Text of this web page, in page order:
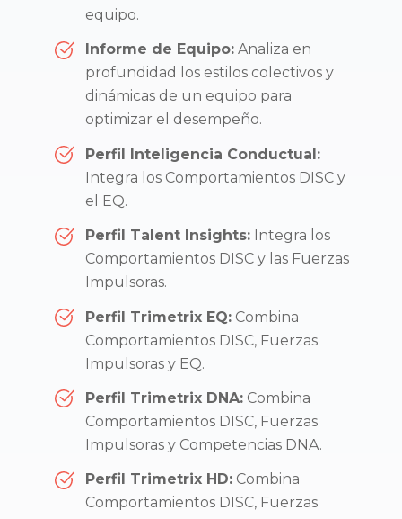
equipo.
Informe de Equipo: Analiza en
profundidad los estilos colectivos y
dinámicas de un equipo para
optimizar el desempeño.
Perfil Inteligencia Conductual:
Integra los Comportamientos DISC y
el EQ.
Perfil Talent Insights: Integra los
Comportamientos DISC y las Fuerzas
Impulsoras.
Perfil Trimetrix EQ: Combina
Comportamientos DISC, Fuerzas
Impulsoras y EQ.
Perfil Trimetrix DNA: Combina
Comportamientos DISC, Fuerzas
Impulsoras y Competencias DNA.
Perfil Trimetrix HD: Combina
Comportamientos DISC, Fuerzas